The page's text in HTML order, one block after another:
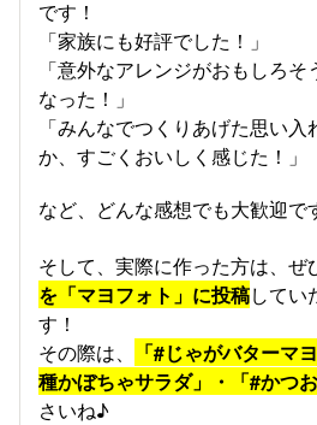
です！
「家族にも好評でした！」
「意外なアレンジがおもしろそ
なった！」
「みんなでつくりあげた思い
か、すごくおいしく感じた！」
など、どんな感想でも大歓迎で
そして、実際に作った方は、ぜ
を「マヨフォト」に投稿してい
す！
その際は、
「#じゃがバターマ
種かぼちゃサラダ」・「#かつお
さいね♪